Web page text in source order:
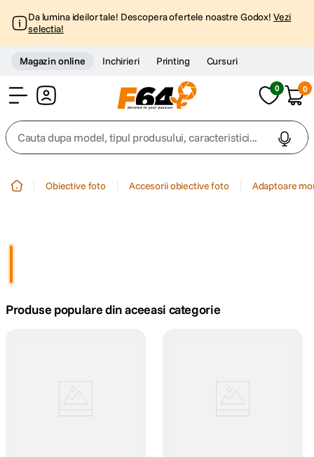
Da lumina ideilor tale! Descopera ofertele noastre Godox! Vezi
selectia!
Magazin online Inchirieri Printing Cursuri
0 0
Cauta dupa model, tipul produsului, caracteristici...
4. peak design
Obiective foto Accesorii obiective foto Adaptoare
Produse populare din aceeasi categorie